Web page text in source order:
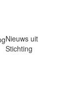
Nieuws uit
Stichting